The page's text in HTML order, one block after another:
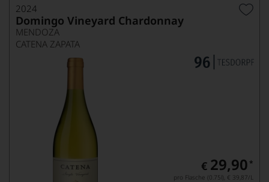
2024
Domingo Vineyard Chardonnay
MENDOZA
CATENA ZAPATA
€ 29,90 *
pro Flasche (0.75l), € 39,87/L